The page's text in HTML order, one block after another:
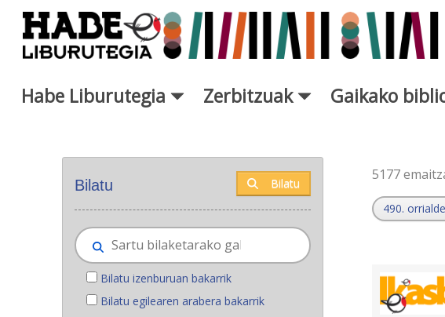
Eduki nagusira joan
Habe Liburutegia Zerbitzuak Gaikako
Bilatu Bilatu
Bilatu izenburuan bakarrik
Bilatu egilearen arabera bakarrik
5177
490.